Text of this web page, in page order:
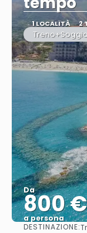
1 LOCALITÀ 2
Da
800 €
a persona
DESTINAZIONE: